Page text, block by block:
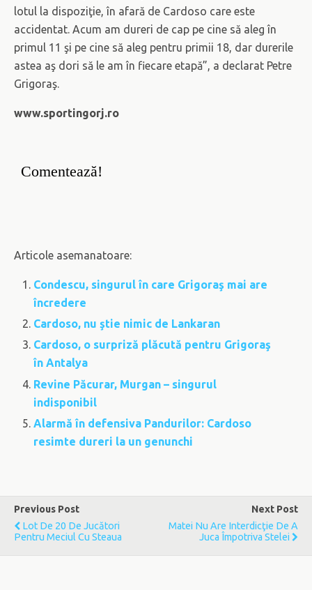
lotul la dispoziţie, în afară de Cardoso care este
accidentat. Acum am dureri de cap pe cine să aleg în
primul 11 şi pe cine să aleg pentru primii 18, dar durerile
astea aş dori să le am în fiecare etapă”, a declarat Petre
Grigoraş.
www.sportingorj.ro
Comentează!
Articole asemanatoare:
Condescu, singurul în care Grigoraş mai are
încredere
Cardoso, nu ştie nimic de Lankaran
Cardoso, o surpriză plăcută pentru Grigoraş
în Antalya
Revine Păcurar, Murgan – singurul
indisponibil
Alarmă în defensiva Pandurilor: Cardoso
resimte dureri la un genunchi
Previous Post
Lot De 20 De Jucători
Pentru Meciul Cu Steaua
Next Post
Matei Nu Are Interdicţie De A
Juca Împotriva Stelei